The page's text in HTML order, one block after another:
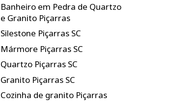
Banheiro em Pedra de Quartzo
e Granito Piçarras
Silestone Piçarras SC
Mármore Piçarras SC
Quartzo Piçarras SC
Granito Piçarras SC
Cozinha de granito Piçarras